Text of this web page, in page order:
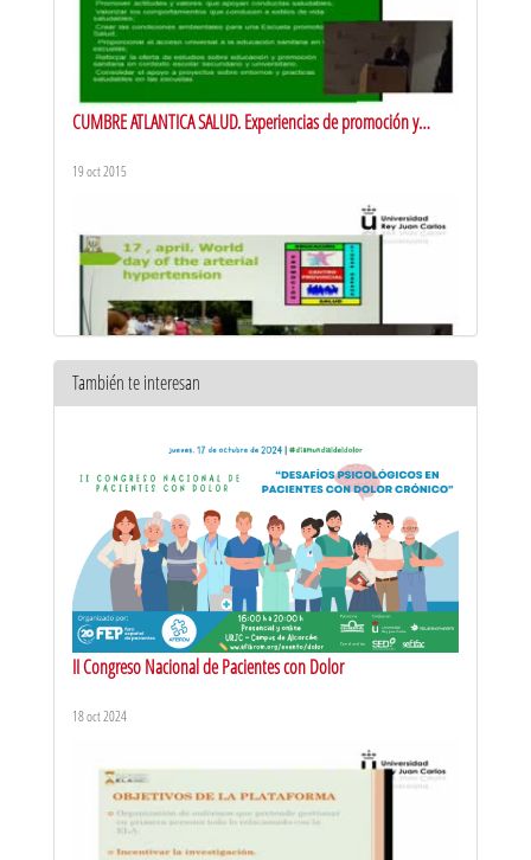
CUMBRE ATLANTICA SALUD. Experiencias de promoción y
19 oct 2015
19 oct 2015
CUMBRE ATLANTICA SALUD. Licenciatura en Educación para la
19 oct 2015
También te interesan
II Congreso Nacional de Pacientes con Dolor
18 oct 2024